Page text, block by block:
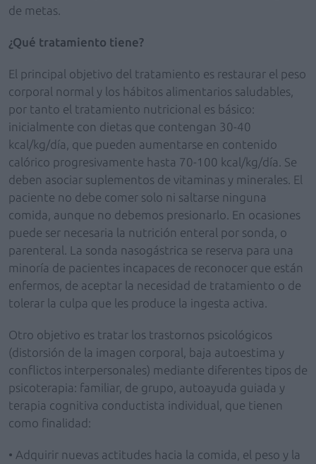
de metas.
¿Qué tratamiento tiene?
El principal objetivo del tratamiento es restaurar el peso
corporal normal y los hábitos alimentarios saludables,
por tanto el tratamiento nutricional es básico:
inicialmente con dietas que contengan 30-40
kcal/kg/día, que pueden aumentarse en contenido
calórico progresivamente hasta 70-100 kcal/kg/día. Se
deben asociar suplementos de vitaminas y minerales. El
paciente no debe comer solo ni saltarse ninguna
comida, aunque no debemos presionarlo. En ocasiones
puede ser necesaria la nutrición enteral por sonda, o
parenteral. La sonda nasogástrica se reserva para una
minoría de pacientes incapaces de reconocer que están
enfermos, de aceptar la necesidad de tratamiento o de
tolerar la culpa que les produce la ingesta activa.
Otro objetivo es tratar los trastornos psicológicos
(distorsión de la imagen corporal, baja autoestima y
conflictos interpersonales) mediante diferentes tipos de
psicoterapia: familiar, de grupo, autoayuda guiada y
terapia cognitiva conductista individual, que tienen
como finalidad:
• Adquirir nuevas actitudes hacia la comida, el peso y la